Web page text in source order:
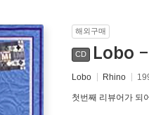
해외구매
CD Lobo
Lobo Rhino
첫번째 리뷰어가 되